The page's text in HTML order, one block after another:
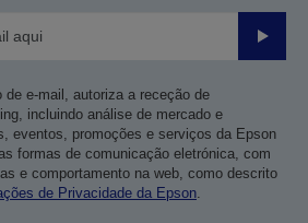
Enviar
de e-mail, autoriza a receção de
incluindo análise de mercado e
eventos, promoções e serviços da Epson
formas de comunicação eletrónica, com
e comportamento na web, como descrito
de Privacidade da Epson